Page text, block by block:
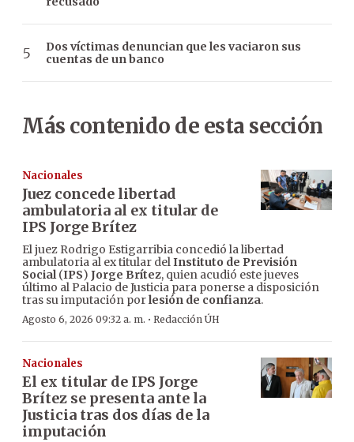
Dos víctimas denuncian que les vaciaron sus
cuentas de un banco
Más contenido de esta sección
Nacionales
Juez concede libertad
ambulatoria al ex titular de
IPS Jorge Brítez
El juez Rodrigo Estigarribia concedió la libertad
ambulatoria al ex titular delInstituto de Previsión
Social(IPS) Jorge Brítez, quien acudió este jueves
último al Palacio de Justicia para ponerse a disposición
tras su imputación porlesión de confianza.
Agosto 6, 2026 09:32 a. m. · Redacción ÚH
Nacionales
El ex titular de IPS Jorge
Brítez se presenta ante la
Justicia tras dos días de la
imputación